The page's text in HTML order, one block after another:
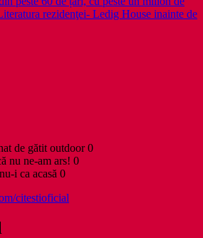
rezidenţei- Ledig House inainte de
de gătit outdoor 0
nu ne-am ars! 0
i ca acasă 0
citestioficial